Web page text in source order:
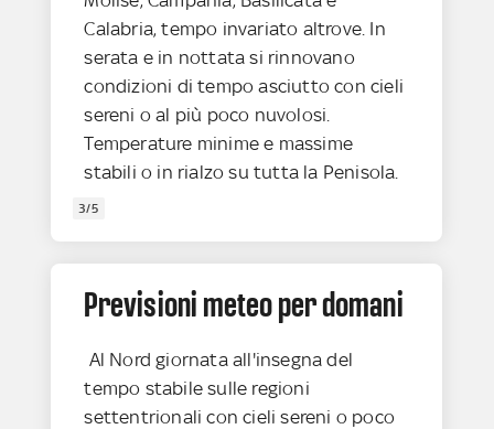
Calabria, tempo invariato altrove. In
serata e in nottata si rinnovano
condizioni di tempo asciutto con cieli
sereni o al più poco nuvolosi.
Temperature minime e massime
stabili o in rialzo su tutta la Penisola.
3/5
Previsioni meteo per domani
Al Nord giornata all'insegna del
tempo stabile sulle regioni
settentrionali con cieli sereni o poco